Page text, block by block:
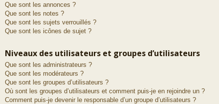
Que sont les annonces ?
Que sont les notes ?
Que sont les sujets verrouillés ?
Que sont les icônes de sujet ?
Niveaux des utilisateurs et groupes d’utilisateurs
Que sont les administrateurs ?
Que sont les modérateurs ?
Que sont les groupes d’utilisateurs ?
Où sont les groupes d’utilisateurs et comment puis-je en rejoindre un ?
Comment puis-je devenir le responsable d’un groupe d’utilisateurs ?